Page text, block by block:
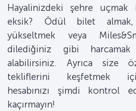
Hayalinizdeki şehre
eksik? Ödül bilet almak,
yükseltmek veya
dilediğiniz gibi
alabilirsiniz. Ayrıca size
tekliflerini keşfetmek
hesabınızı şimdi kontrol
kaçırmayın!